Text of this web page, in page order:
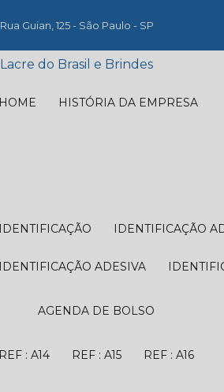
Rua Guian, 125 - São Paulo - SP
HOME HISTÓRIA DA EMPRESA
IDENTIFICAÇÃO IDENTIFICAÇÃO
IDENTIFICAÇÃO ADESIVA
AGENDA DE BOLSO
REF : A14 REF : A15 REF : A16